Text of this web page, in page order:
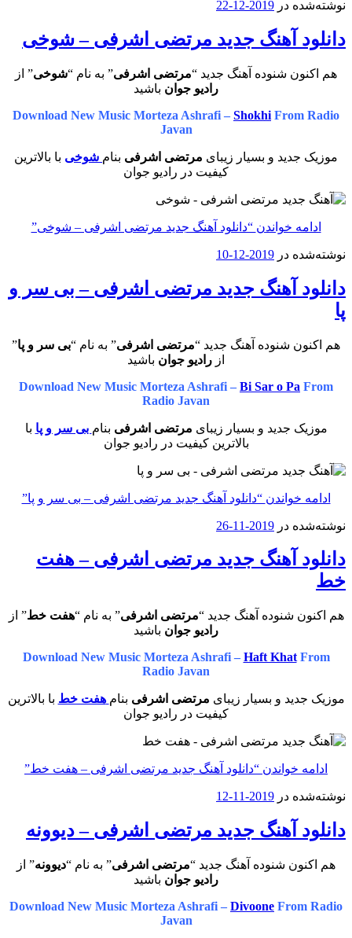
نوشته‌شده در 2019-12-22
دانلود آهنگ جدید مرتضی اشرفی – شوخی
هم اکنون شنوده آهنگ جدید “مرتضی اشرفی” به نام “شوخی” از
رادیو جوان باشید
Download New Music Morteza Ashrafi – Shokhi From Radio
Javan
موزیک جدید و بسیار زیبای مرتضی اشرفی بنام شوخی با بالاترین
کیفیت در رادیو جوان
ادامه خواندن “دانلود آهنگ جدید مرتضی اشرفی – شوخی”
نوشته‌شده در 2019-12-10
دانلود آهنگ جدید مرتضی اشرفی – بی سر و
پا
هم اکنون شنوده آهنگ جدید “مرتضی اشرفی” به نام “بی سر و پا”
از رادیو جوان باشید
Download New Music Morteza Ashrafi – Bi Sar o Pa From
Radio Javan
موزیک جدید و بسیار زیبای مرتضی اشرفی بنام بی سر و پا با
بالاترین کیفیت در رادیو جوان
ادامه خواندن “دانلود آهنگ جدید مرتضی اشرفی – بی سر و پا”
نوشته‌شده در 2019-11-26
دانلود آهنگ جدید مرتضی اشرفی – هفت
خط
هم اکنون شنوده آهنگ جدید “مرتضی اشرفی” به نام “هفت خط” از
رادیو جوان باشید
Download New Music Morteza Ashrafi – Haft KhatFrom
Radio Javan
موزیک جدید و بسیار زیبای مرتضی اشرفی بنام هفت خط با بالاترین
کیفیت در رادیو جوان
ادامه خواندن “دانلود آهنگ جدید مرتضی اشرفی – هفت خط”
نوشته‌شده در 2019-11-12
دانلود آهنگ جدید مرتضی اشرفی – دیوونه
هم اکنون شنوده آهنگ جدید “مرتضی اشرفی” به نام “دیوونه” از
رادیو جوان باشید
Download New Music Morteza Ashrafi – Divoone From Radio
Javan